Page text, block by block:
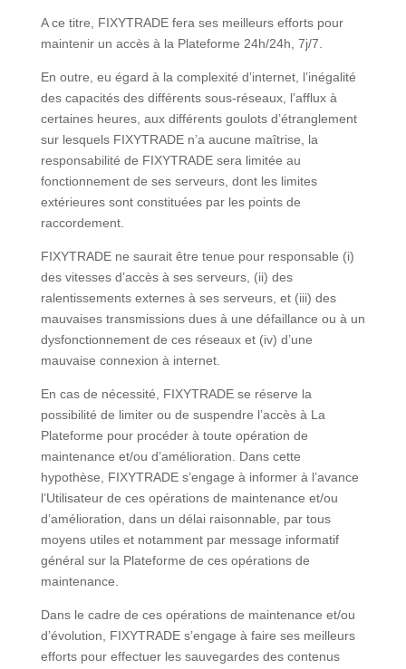
A ce titre, FIXYTRADE fera ses meilleurs efforts pour
maintenir un accès à la Plateforme 24h/24h, 7j/7.
En outre, eu égard à la complexité d’internet, l’inégalité
des capacités des différents sous-réseaux, l’afflux à
certaines heures, aux différents goulots d’étranglement
sur lesquels FIXYTRADE n’a aucune maîtrise, la
responsabilité de FIXYTRADE sera limitée au
fonctionnement de ses serveurs, dont les limites
extérieures sont constituées par les points de
raccordement.
FIXYTRADE ne saurait être tenue pour responsable (i)
des vitesses d’accès à ses serveurs, (ii) des
ralentissements externes à ses serveurs, et (iii) des
mauvaises transmissions dues à une défaillance ou à un
dysfonctionnement de ces réseaux et (iv) d’une
mauvaise connexion à internet.
En cas de nécessité, FIXYTRADE se réserve la
possibilité de limiter ou de suspendre l’accès à La
Plateforme pour procéder à toute opération de
maintenance et/ou d’amélioration. Dans cette
hypothèse, FIXYTRADE s’engage à informer à l’avance
l’Utilisateur de ces opérations de maintenance et/ou
d’amélioration, dans un délai raisonnable, par tous
moyens utiles et notamment par message informatif
général sur la Plateforme de ces opérations de
maintenance.
Dans le cadre de ces opérations de maintenance et/ou
d’évolution, FIXYTRADE s’engage à faire ses meilleurs
efforts pour effectuer les sauvegardes des contenus